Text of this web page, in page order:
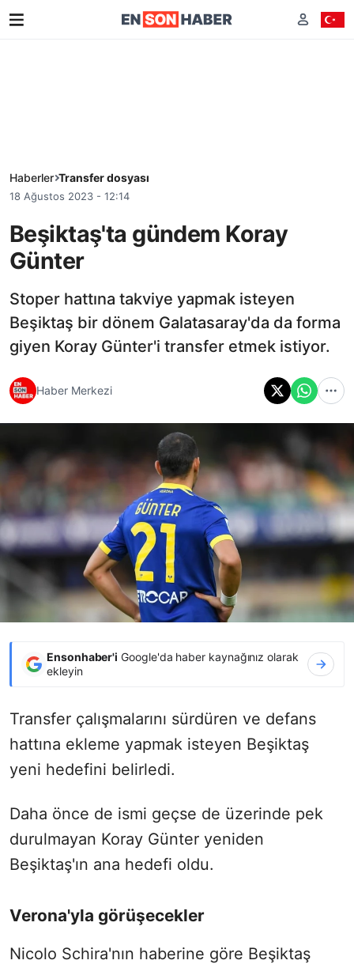
Haberler Transfer dosyası
18 Ağustos 2023 - 12:14
Beşiktaş'ta gündem Koray
Günter
Stoper hattına takviye yapmak isteyen
Beşiktaş bir dönem Galatasaray'da da forma
giyen Koray Günter'i transfer etmek istiyor.
Haber Merkezi
Ensonhaber'i Google'da haber kaynağınız olarak
ekleyin
Transfer çalışmalarını sürdüren ve defans
hattına ekleme yapmak isteyen Beşiktaş
yeni hedefini belirledi.
Daha önce de ismi geçse de üzerinde pek
durulmayan Koray Günter yeniden
Beşiktaş'ın ana hedefi oldu.
Verona'yla görüşecekler
Nicolo Schira'nın haberine göre Beşiktaş